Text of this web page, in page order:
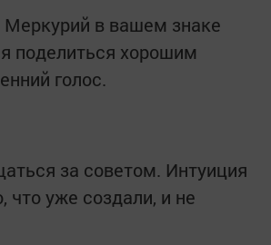
в вашем знаке
поделиться хорошим
голос.
за советом. Интуиция
что уже создали, и не